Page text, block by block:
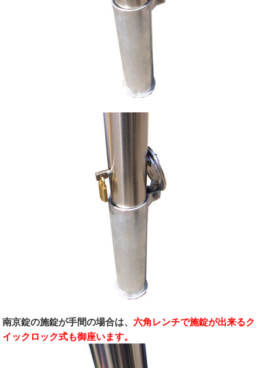
南京錠の施錠が手間の場合は、 六角レンチで施錠が出来るク
イックロック式も御座います。